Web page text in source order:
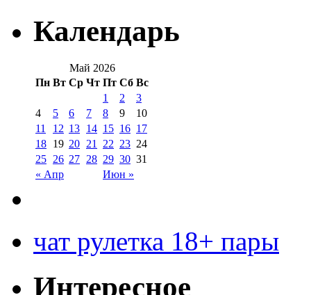
Календарь
Май 2026
Пн Вт Ср Чт Пт Сб Вс
« Апр Июн »
1 2
3
4
5 6 7 8 9
10
11
12 13 14 15 16 17
18 19 20 21 22 23 24
25 26 27 28 29 30 31
чат рулетка 18+ пары
Интересное